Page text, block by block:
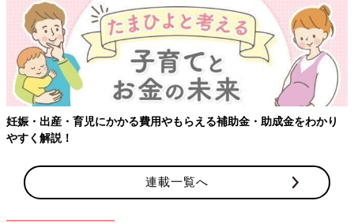
助成金をわかり
【ワクチン接種できるものも】妊婦の感染症対
連載一覧へ